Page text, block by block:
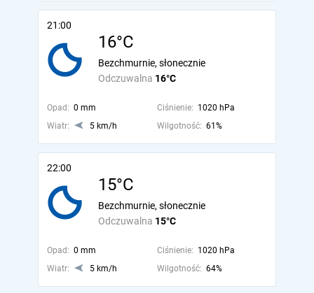
21:00
16°C
Odczuwalna 16°C
Bezchmurnie, słonecznie
Opad: 0 mm Ciśnienie: 1020 hPa
Wiatr:
5 km/h Wilgotność: 61%
22:00
15°C
Odczuwalna 15°C
Bezchmurnie, słonecznie
Opad: 0 mm Ciśnienie: 1020 hPa
Wiatr:
5 km/h Wilgotność: 64%